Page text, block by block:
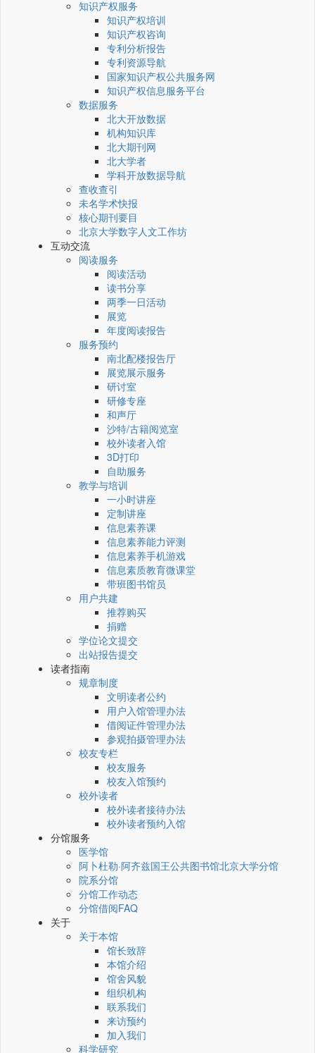
知识产权服务
知识产权培训
知识产权咨询
专利分析报告
专利资源导航
国家知识产权公共服务网
知识产权信息服务平台
数据服务
北大开放数据
机构知识库
北大期刊网
北大学者
学科开放数据导航
查收查引
未名学术快报
核心期刊要目
北京大学数字人文工作坊
互动交流
阅读服务
阅读活动
读书分享
两季一日活动
展览
年度阅读报告
服务预约
南北配楼报告厅
展览展示服务
研讨室
研修专座
和声厅
沙特/古籍阅览室
校外读者入馆
3D打印
自助服务
教学与培训
一小时讲座
定制讲座
信息素养课
信息素养能力评测
信息素养手机游戏
信息素质教育微课堂
带班图书馆员
用户共建
推荐购买
捐赠
学位论文提交
出站报告提交
读者指南
规章制度
文明读者公约
用户入馆管理办法
借阅证件管理办法
参观拍摄管理办法
校友专栏
校友服务
校友入馆预约
校外读者
校外读者接待办法
校外读者预约入馆
分馆服务
医学馆
阿卜杜勒·阿齐兹国王公共图书馆北京大学分馆
院系分馆
分馆工作动态
分馆借阅FAQ
关于
关于本馆
馆长致辞
本馆介绍
馆舍风貌
组织机构
联系我们
来访预约
加入我们
科学研究